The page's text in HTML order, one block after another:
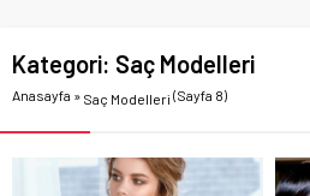
Kategori: Saç Modelleri
Anasayfa » Saç Modelleri (Sayfa 8)